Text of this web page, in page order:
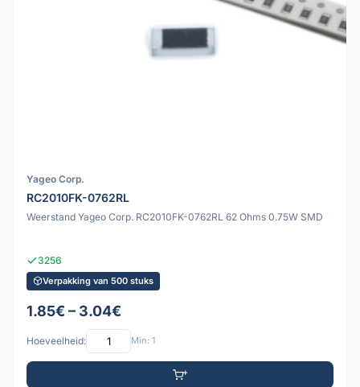
Yageo Corp.
RC2010FK-0762RL
Weerstand Yageo Corp. RC2010FK-0762RL 62 Ohms 0.75W SMD
3256
Verpakking van 500 stuks
1.85€ – 3.04€
Hoeveelheid: Min: 1